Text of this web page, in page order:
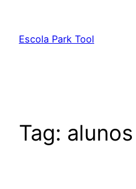
Escola Park Tool
Tag: alunos